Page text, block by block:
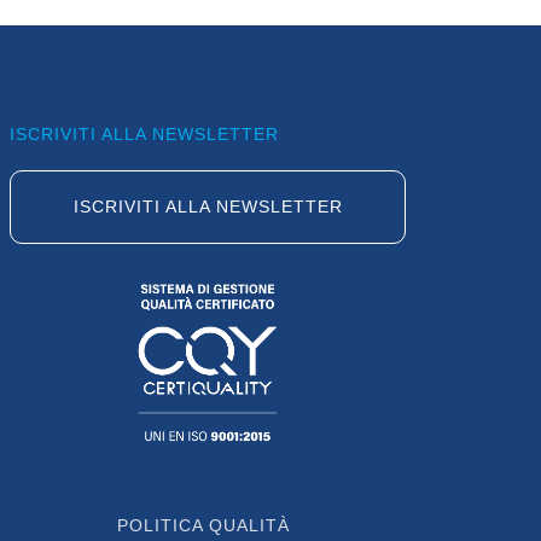
ISCRIVITI ALLA NEWSLETTER
ISCRIVITI ALLA NEWSLETTER
POLITICA QUALITÀ